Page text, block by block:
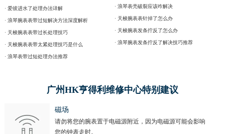
· 爱彼进水了处理办法详解
· 浪琴腕表表带过短解决方法深度解析
· 天梭腕表表带过长处理技巧
· 天梭腕表表带太紧处理技巧是什么
· 浪琴表带过短处理办法推荐
· 浪琴表壳破裂应该咋解决
· 天梭腕表表针掉了怎么办
· 天梭腕表发条拧反了怎么办
· 浪琴腕表发条拧反了解决技巧推荐
广州HK亨得利维修中心特别建议
磁场
请勿将您的腕表置于电磁源附近，因为电磁源可能会影响
您的钟表走时。